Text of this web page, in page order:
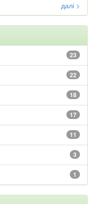
далі >
23
22
18
17
11
3
1